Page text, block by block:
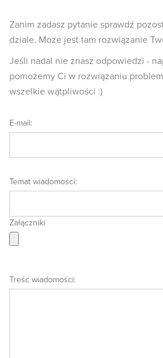
Zanim zadasz pytanie sprawdź
dziale. Może jest tam rozwiązanie
Jeśli nadal nie znasz odpowiedzi -
pomożemy Ci w rozwiązaniu
wszelkie wątpliwości :)
E-mail:
Temat wiadomości:
Aplikacja mobilna (sugestie/uwagi)
Problemy techniczne
Załączniki
Treść wiadomości: